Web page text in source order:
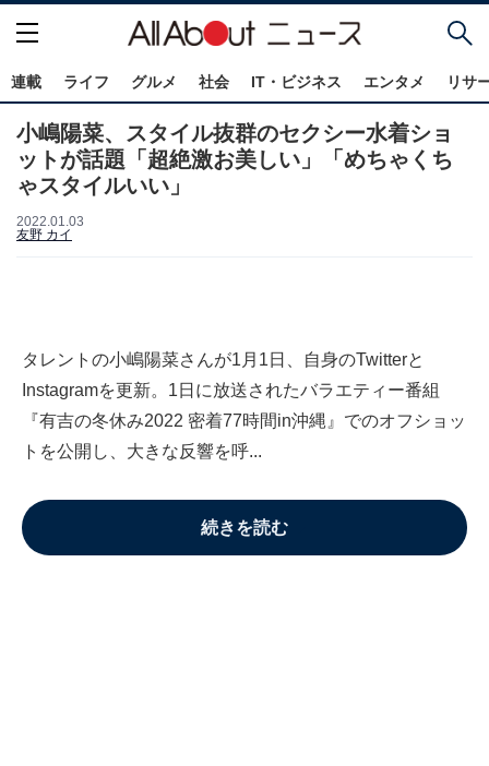
連載 ライフ グルメ 社会 IT・ビジネス エンタメ リサ
小嶋陽菜、スタイル抜群のセクシー水着ショ
ットが話題「超絶激お美しい」「めちゃくち
ゃスタイルいい」
2022.01.03
友野 カイ
タレントの小嶋陽菜さんが1月1日、自身のTwitterと
Instagramを更新。1日に放送されたバラエティー番組
『有吉の冬休み2022 密着77時間in沖縄』でのオフショッ
トを公開し、大きな反響を呼...
続きを読む